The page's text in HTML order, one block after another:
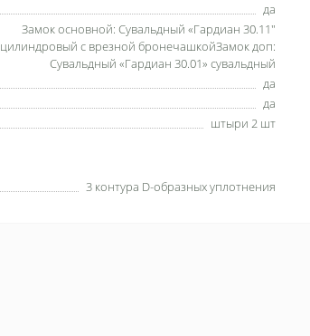
да
Замок основной: Сувальдный «Гардиан 30.11"
цилиндровый с врезной бронечашкойЗамок доп:
Сувальдный «Гардиан 30.01» сувальдный
да
да
штыри 2 шт
3 контура D-образных уплотнения